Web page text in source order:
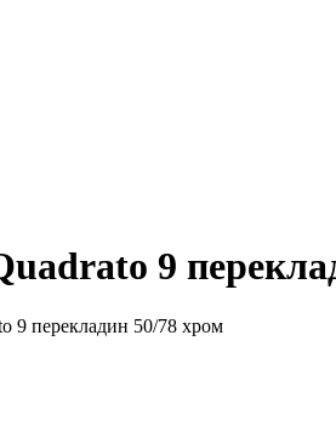
9
9 перекладин 50/78 хром